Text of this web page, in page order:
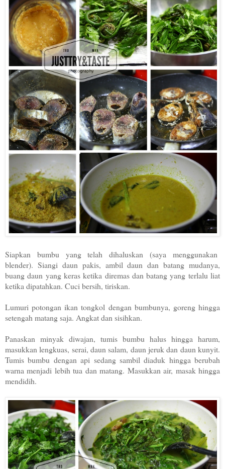
Siapkan bumbu yang telah dihaluskan (saya menggunakan
blender). Siangi daun pakis, ambil daun dan batang mudanya,
buang daun yang keras ketika diremas dan batang yang terlalu liat
ketika dipatahkan. Cuci bersih, tiriskan.
Lumuri potongan ikan tongkol dengan bumbunya, goreng hingga
setengah matang saja. Angkat dan sisihkan.
Panaskan minyak diwajan, tumis bumbu halus hingga harum,
masukkan lengkuas, serai, daun salam, daun jeruk dan daun kunyit.
Tumis bumbu dengan api sedang sambil diaduk hingga berubah
warna menjadi lebih tua dan matang. Masukkan air, masak hingga
mendidih.